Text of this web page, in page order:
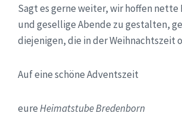
Sagt es gerne weiter, wir hoffen nette
und gesellige Abende zu gestalten,
diejenigen, die in der Weihnachtszeit
Auf eine schöne Adventszeit
eureHeimatstube Bredenborn